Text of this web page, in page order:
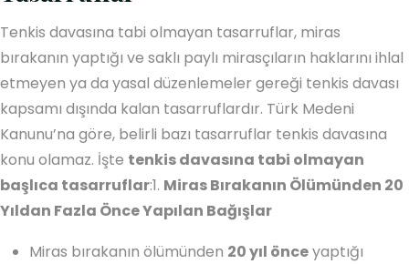
Tenkis davasına tabi olmayan tasarruflar, miras
bırakanın yaptığı ve saklı paylı mirasçıların haklarını ihlal
etmeyen ya da yasal düzenlemeler gereği tenkis davası
kapsamı dışında kalan tasarruflardır. Türk Medeni
Kanunu’na göre, belirli bazı tasarruflar tenkis davasına
konu olamaz. İşte tenkis davasına tabi olmayan
başlıca tasarruflar:1. Miras Bırakanın Ölümünden 20
Yıldan Fazla Önce Yapılan Bağışlar
Miras bırakanın ölümünden 20 yıl önceyaptığı